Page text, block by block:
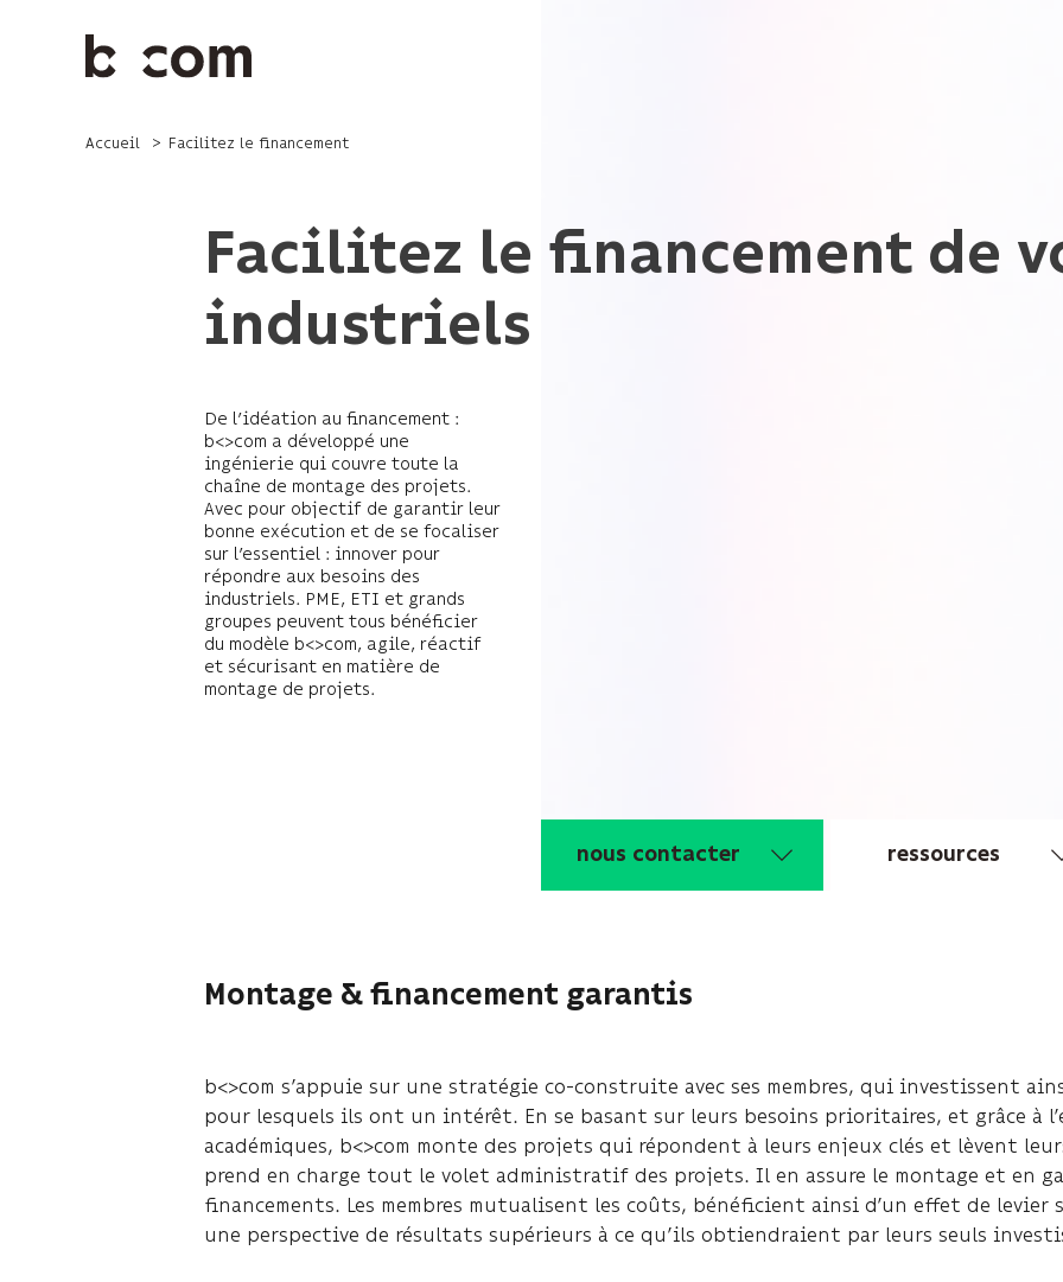
Accueil Facilitez le financement
Facilitez le financement de
industriels
De l’idéation au financement :
b<>com a développé une
ingénierie qui couvre toute la
chaîne de montage des projets.
Avec pour objectif de garantir leur
bonne exécution et de se focaliser
sur l’essentiel : innover pour
répondre aux besoins des
industriels. PME, ETI et grands
groupes peuvent tous bénéficier
du modèle b<>com, agile, réactif
et sécurisant en matière de
montage de projets.
nous contacter ressources
Montage & financement garantis
b<>com s’appuie sur une stratégie co-construite avec ses membres, qui investissent
pour lesquels ils ont un intérêt. En se basant sur leurs besoins prioritaires, et grâce à
académiques, b<>com monte des projets qui répondent à leurs enjeux clés et lèvent
prend en charge tout le volet administratif des projets. Il en assure le montage et en
financements. Les membres mutualisent les coûts, bénéficient ainsi d’un effet de
une perspective de résultats supérieurs à ce qu’ils obtiendraient par leurs seuls